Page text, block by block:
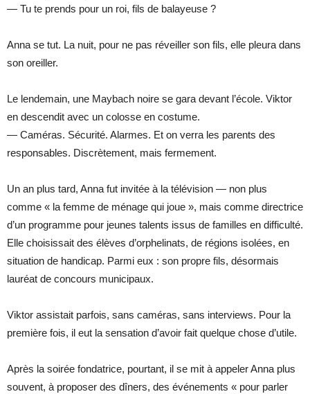
— Tu te prends pour un roi, fils de balayeuse ?
Anna se tut. La nuit, pour ne pas réveiller son fils, elle pleura dans
son oreiller.
Le lendemain, une Maybach noire se gara devant l’école. Viktor
en descendit avec un colosse en costume.
— Caméras. Sécurité. Alarmes. Et on verra les parents des
responsables. Discrètement, mais fermement.
Un an plus tard, Anna fut invitée à la télévision — non plus
comme « la femme de ménage qui joue », mais comme directrice
d’un programme pour jeunes talents issus de familles en difficulté.
Elle choisissait des élèves d’orphelinats, de régions isolées, en
situation de handicap. Parmi eux : son propre fils, désormais
lauréat de concours municipaux.
Viktor assistait parfois, sans caméras, sans interviews. Pour la
première fois, il eut la sensation d’avoir fait quelque chose d’utile.
Après la soirée fondatrice, pourtant, il se mit à appeler Anna plus
souvent, à proposer des dîners, des événements « pour parler